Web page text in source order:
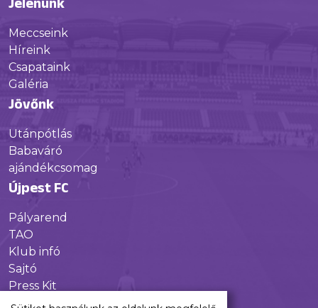
Meccseink
Híreink
Csapataink
Galéria
Jövőnk
Utánpótlás
Babaváró
ajándékcsomag
Újpest FC
Pályarend
TAO
Klub infó
Sajtó
Press Kit
Újpest FC Shop